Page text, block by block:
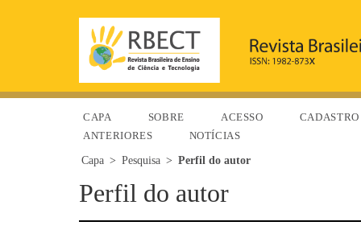
CAPA SOBRE ACESSO
CADASTRO
ANTERIORES
NOTÍCIAS
Capa > Pesquisa > Perfil do autor
Perfil do autor